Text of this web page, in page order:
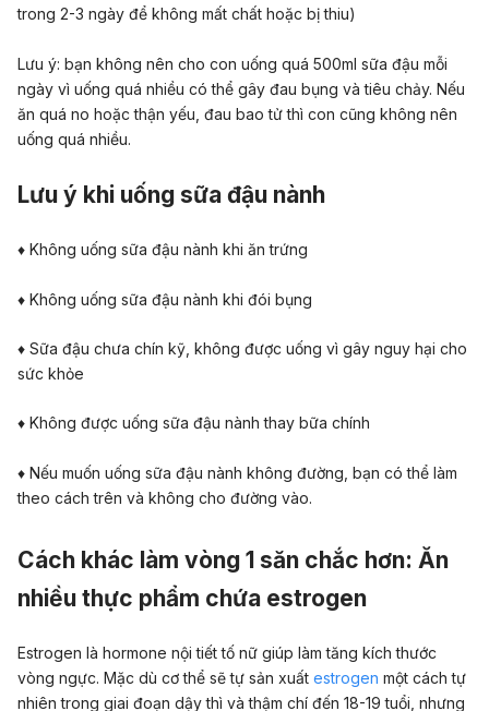
trong 2-3 ngày để không mất chất hoặc bị thiu)
Lưu ý: bạn không nên cho con uống quá 500ml sữa đậu mỗi
ngày vì uống quá nhiều có thể gây đau bụng và tiêu chảy. Nếu
ăn quá no hoặc thận yếu, đau bao tử thì con cũng không nên
uống quá nhiều.
Lưu ý khi uống sữa đậu nành
♦ Không uống sữa đậu nành khi ăn trứng
♦ Không uống sữa đậu nành khi đói bụng
♦ Sữa đậu chưa chín kỹ, không được uống vì gây nguy hại cho
sức khỏe
♦ Không được uống sữa đậu nành thay bữa chính
♦ Nếu muốn uống sữa đậu nành không đường, bạn có thể làm
theo cách trên và không cho đường vào.
Cách khác làm vòng 1 săn chắc hơn: Ăn
nhiều thực phẩm chứa estrogen
Estrogen là hormone nội tiết tố nữ giúp làm tăng kích thước
vòng ngực. Mặc dù cơ thể sẽ tự sản xuất estrogen một cách tự
nhiên trong giai đoạn dậy thì và thậm chí đến 18-19 tuổi, nhưng